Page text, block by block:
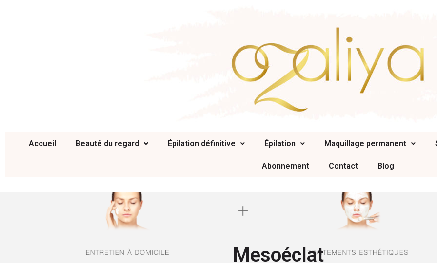
Accueil Beauté du regard Épilation définitive Épilation Maquillage permanent
Abonnement Contact Blog
Mesoéclat